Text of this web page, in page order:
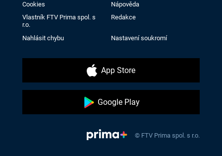
Cookies
Nápověda
Vlastník FTV Prima spol. s
r.o.
Redakce
Nahlásit chybu Nastavení soukromí
App Store
Google Play
© FTV Prima spol. s r.o.